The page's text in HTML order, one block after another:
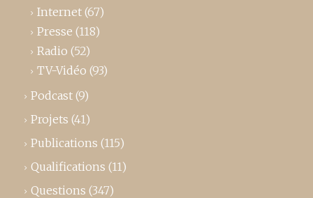
Internet (67)
Presse (118)
Radio (52)
TV-Vidéo (93)
Podcast (9)
Projets (41)
Publications (115)
Qualifications (11)
Questions (347)